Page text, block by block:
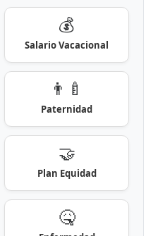
💰
Salario Vacacional
👨‍🍼
Paternidad
🤝
Plan Equidad
🤒